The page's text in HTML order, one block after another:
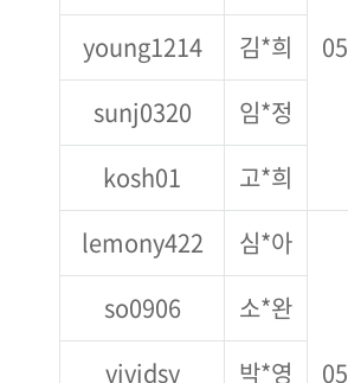
young1214
김*희
sunj0320
임*정
kosh01
고*희
lemony422
심*아
so0906
소*완
vividsy
박*영